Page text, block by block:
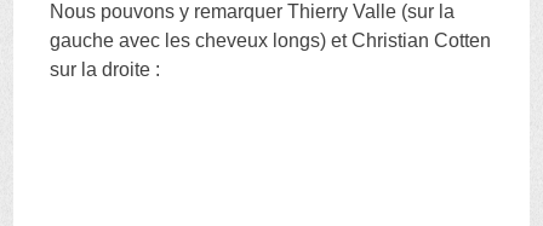
Nous pouvons y remarquer Thierry Valle (sur la
gauche avec les cheveux longs) et Christian Cotten
sur la droite :